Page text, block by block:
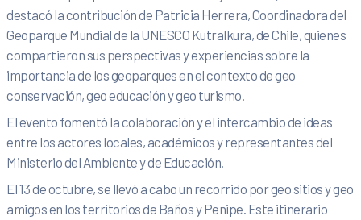
destacó la contribución de Patricia Herrera, Coordinadora del
Geoparque Mundial de la UNESCO Kutralkura, de Chile, quienes
compartieron sus perspectivas y experiencias sobre la
importancia de los geoparques en el contexto de geo
conservación, geo educación y geo turismo.
El evento fomentó la colaboración y el intercambio de ideas
entre los actores locales, académicos y representantes del
Ministerio del Ambiente y de Educación.
El 13 de octubre, se llevó a cabo un recorrido por geo sitios y geo
amigos en los territorios de Baños y Penipe. Este itinerario